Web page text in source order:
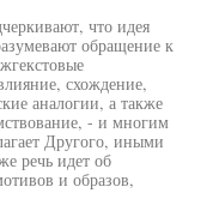
что идея
обращение к
схождение,
аналогии, а также
- и многим
Другого, иными
речь идет об
и образов,